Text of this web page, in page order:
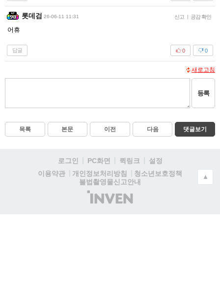
롯데검 26-06-11 11:31 신고 | 공감 확인
어휴
답글 0
0
새로고침
등록
목록 본문 이전 다음 댓글보기
로그인 PC화면 퀵링크
설정
이용약관
개인정보처리방침
청소년보호정책
불법촬영물신고안내
(주)
인
▲